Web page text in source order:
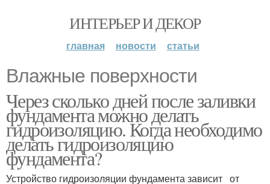
ИНТЕРЬЕР И ДЕКОР
главная новости статьи
Влажные поверхности
Через сколько дней после заливки
фундамента можно делать
гидроизоляцию. Когда необходимо
делать гидроизоляцию
фундамента?
Устройство гидроизоляции фундамента зависит от